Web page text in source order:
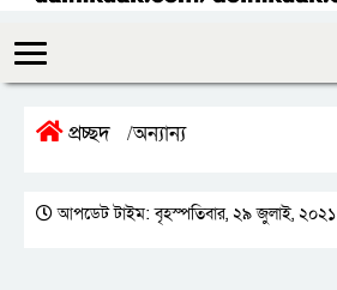
প্রচ্ছদ /অন্যান্য
আপডেট টাইম: বৃহস্পতিবার, ২৯ জুলাই, ২০২১